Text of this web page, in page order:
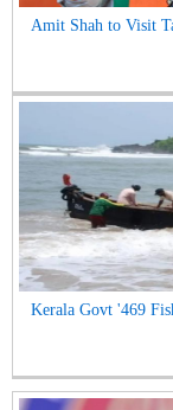
Amit Shah to Visit
Kerala Govt '469